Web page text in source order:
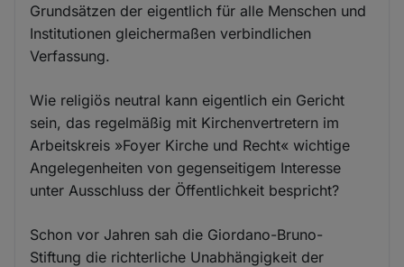
Grundsätzen der eigentlich für alle Menschen und
Institutionen gleichermaßen verbindlichen
Verfassung.
Wie religiös neutral kann eigentlich ein Gericht
sein, das regelmäßig mit Kirchenvertretern im
Arbeitskreis »Foyer Kirche und Recht« wichtige
Angelegenheiten von gegenseitigem Interesse
unter Ausschluss der Öffentlichkeit bespricht?
Schon vor Jahren sah die Giordano-Bruno-
Stiftung die richterliche Unabhängigkeit der